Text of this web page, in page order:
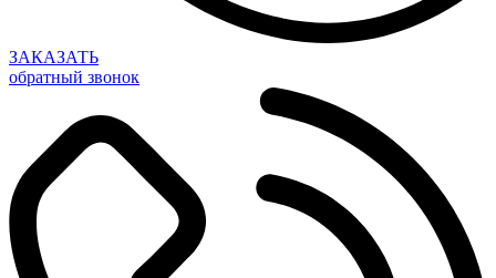
ЗАКАЗАТЬ
обратный звонок